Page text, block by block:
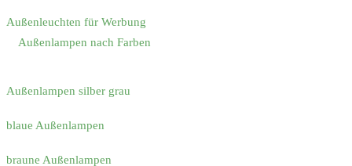
Außenleuchten für Werbung
Außenlampen nach Farben
Außenlampen silber grau
blaue Außenlampen
braune Außenlampen